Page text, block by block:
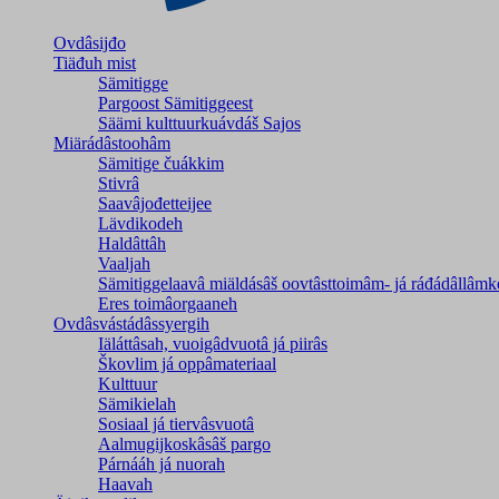
Ovdâsijđo
Tiäđuh mist
Sämitigge
Pargoost Sämitiggeest
Säämi kulttuurkuávdáš Sajos
Miärádâstoohâm
Sämitige čuákkim
Stivrâ
Saavâjođetteijee
Lävdikodeh
Haldâttâh
Vaaljah
Sämitiggelaavâ miäldásâš oovtâsttoimâm- já
Eres toimâorgaaneh
Ovdâsvástádâssyergih
Iäláttâsah, vuoigâdvuotâ já piirâs
Škovlim já oppâmateriaal
Kulttuur
Sämikielah
Sosiaal já tiervâsvuotâ
Aalmugijkoskâsâš pargo
Párnááh já nuorah
Haavah